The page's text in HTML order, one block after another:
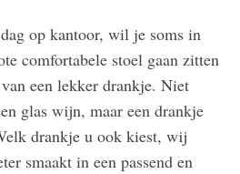
op kantoor, wil je soms in
comfortabele stoel gaan zitten
een lekker drankje. Niet
glas wijn, maar een drankje
drankje u ook kiest, wij
smaakt in een passend en